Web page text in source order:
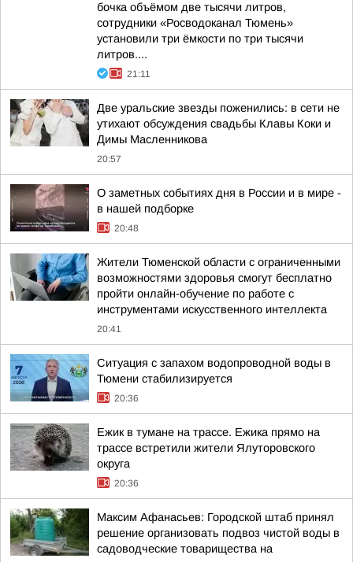
бочка объёмом две тысячи литров,
сотрудники «Росводоканал Тюмень»
установили три ёмкости по три тысячи
литров....
21:11
Две уральские звезды поженились: в сети не
утихают обсуждения свадьбы Клавы Коки и
Димы Масленникова
20:57
О заметных событиях дня в России и в мире -
в нашей подборке
20:48
Жители Тюменской области с ограниченными
возможностями здоровья смогут бесплатно
пройти онлайн-обучение по работе с
инструментами искусственного интеллекта
20:41
Ситуация с запахом водопроводной воды в
Тюмени стабилизируется
20:36
Ежик в тумане на трассе. Ежика прямо на
трассе встретили жители Ялуторовского
округа
20:36
Максим Афанасьев: Городской штаб принял
решение организовать подвоз чистой воды в
садоводческие товарищества на